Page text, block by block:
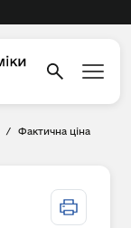
/
Фактична ціна